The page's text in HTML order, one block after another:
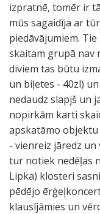
izpratnē, tomēr ir
mūs sagaidīja ar
piedāvājumiem.
skaitam grupā nav
diviem tas būtu
un biļetes - 40zl)
nedaudz slapjš un
nopirkām karti
apskatāmo objektu
- vienreiz jāredz un
tur notiek nedēļas
Lipka) klosteri
pēdējo
klausījāmies un